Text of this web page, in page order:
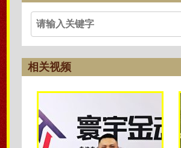
相关视频